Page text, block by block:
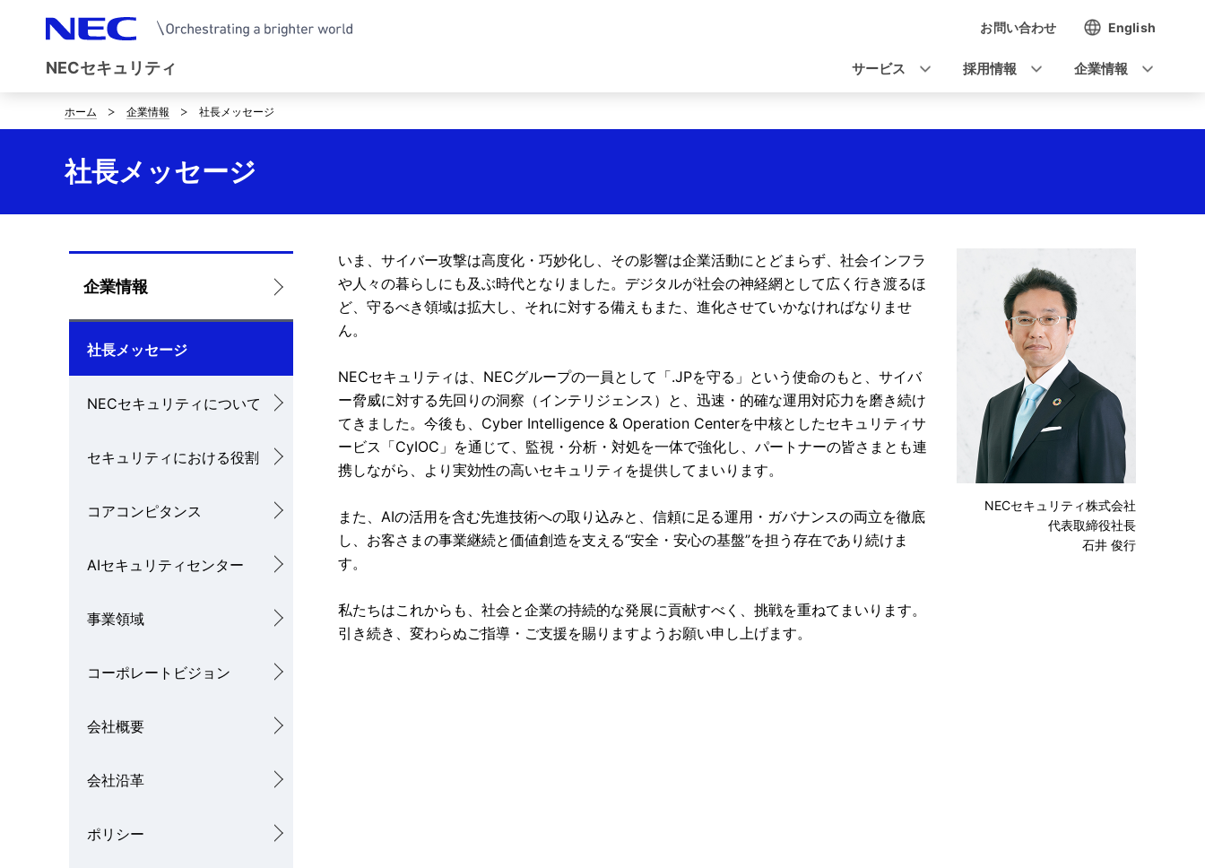
NECセキュリティ
ビ
ゲ
ー
お問い合わせ English
サービス 採用情報 企業情報
B
r
e
d
r
ホーム 企業情報 社長メッセージ
社長メッセージ
o
企業情報
社長メッセージ
NECセキュリティについて
セキュリティにおける役割
コアコンピタンス
AIセキュリティセンター
事業領域
コーポレートビジョン
会社概要
会社沿革
ポリシー
いま、サイバー攻撃は高度化・巧妙化し、その影響は企業活動にとどまらず、社会インフラ
や人々の暮らしにも及ぶ時代となりました。デジタルが社会の神経網として広く行き渡るほ
ど、守るべき領域は拡大し、それに対する備えもまた、進化させていかなければなりませ
ん。
NECセキュリティは、NECグループの一員として「.JPを守る」という使命のもと、サイバ
ー脅威に対する先回りの洞察（インテリジェンス）と、迅速・的確な運用対応力を磨き続け
てきました。今後も、Cyber Intelligence & Operation Centerを中核としたセキュリティサ
ービス「CyIOC」を通じて、監視・分析・対処を一体で強化し、パートナーの皆さまとも連
携しながら、より実効性の高いセキュリティを提供してまいります。
また、AIの活用を含む先進技術への取り込みと、信頼に足る運用・ガバナンスの両立を徹底
し、お客さまの事業継続と価値創造を支える“安全・安心の基盤”を担う存在であり続けま
す。
私たちはこれからも、社会と企業の持続的な発展に貢献すべく、挑戦を重ねてまいります。
引き続き、変わらぬご指導・ご支援を賜りますようお願い申し上げます。
NECセキュリティ株式会社
代表取締役社長
石井 俊行